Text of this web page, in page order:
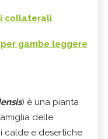
collaterali
gambe leggere
) è una pianta
delle
calde e desertiche